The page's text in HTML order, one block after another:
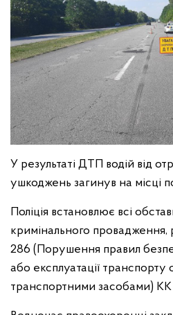
У результаті ДТП водій від
ушкоджень загинув на місці
Поліція встановлює всі
кримінального провадження,
286 (Порушення правил
або експлуатації
транспортними засобами) КК